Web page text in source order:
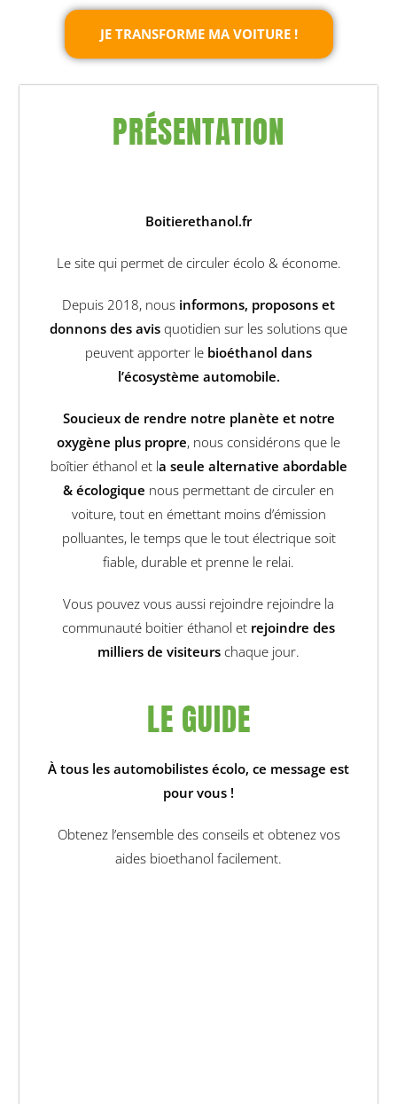
JE TRANSFORME MA VOITURE !
PRÉSENTATION
Boitierethanol.fr
Le site qui permet de circuler écolo & économe.
Depuis 2018, nous informons, proposons et
donnons des avis quotidien sur les solutions que
peuvent apporter le bioéthanol dans
l’écosystème automobile.
Soucieux de rendre notre planète et notre
oxygène plus propre, nous considérons que le
boîtier éthanol et la seule alternative abordable
& écologique nous permettant de circuler en
voiture, tout en émettant moins d’émission
polluantes, le temps que le tout électrique soit
fiable, durable et prenne le relai.
Vous pouvez vous aussi rejoindre rejoindre la
communauté boitier éthanol et rejoindre des
milliers de visiteurs chaque jour.
LE GUIDE
À tous les automobilistes écolo, ce message est
pour vous !
Obtenez l’ensemble des conseils et obtenez vos
aides bioethanol facilement.